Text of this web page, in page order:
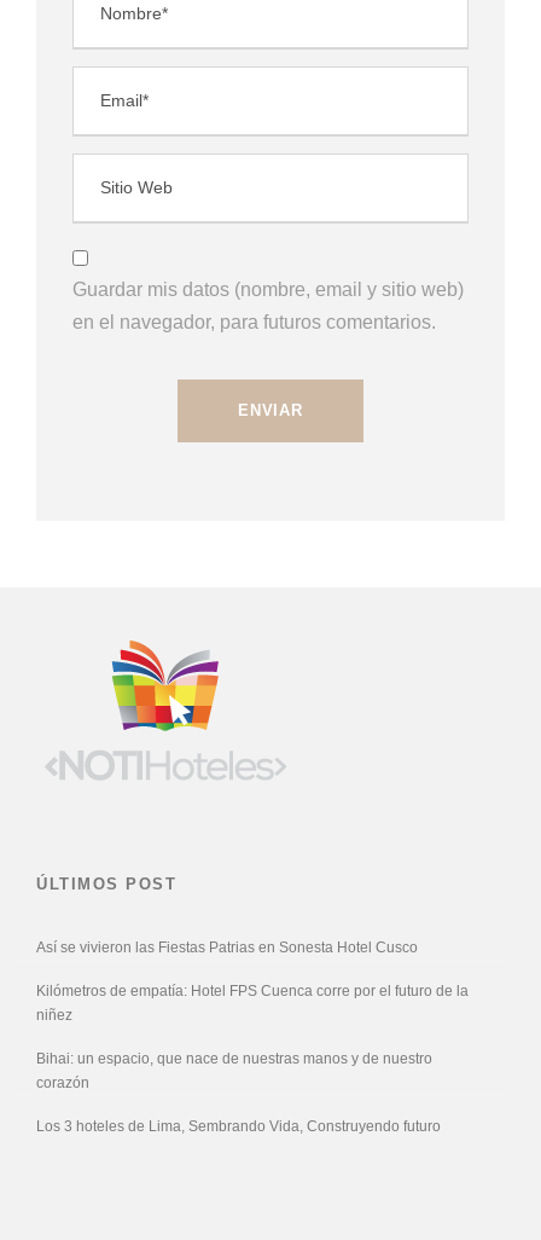
Guardar mis datos (nombre, email y sitio web)
en el navegador, para futuros comentarios.
ÚLTIMOS POST
Así se vivieron las Fiestas Patrias en Sonesta Hotel Cusco
Kilómetros de empatía: Hotel FPS Cuenca corre por el futuro de la
niñez
Bihai: un espacio, que nace de nuestras manos y de nuestro
corazón
Los 3 hoteles de Lima, Sembrando Vida, Construyendo futuro